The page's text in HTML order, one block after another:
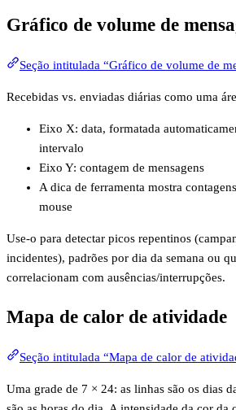
Gráfico de volume de
Seção intitulada “Gráfico de volume de
Recebidas vs. enviadas diárias como uma
Eixo X: data, formatada
intervalo
Eixo Y: contagem de mensagens
A dica de ferramenta mostra
mouse
Use-o para detectar picos repentinos
incidentes), padrões por dia da semana ou
correlacionam com ausências/interrupções.
Mapa de calor de atividade
Seção intitulada “Mapa de calor de
Uma grade de 7 × 24: as linhas são os dias